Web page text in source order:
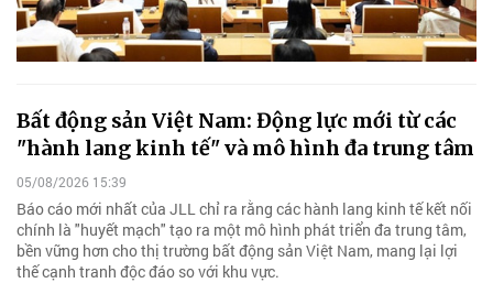
Bất động sản Việt Nam: Động lực mới từ các
"hành lang kinh tế" và mô hình đa trung tâm
05/08/2026 15:39
Báo cáo mới nhất của JLL chỉ ra rằng các hành lang kinh tế kết nối
chính là "huyết mạch" tạo ra một mô hình phát triển đa trung tâm,
bền vững hơn cho thị trường bất động sản Việt Nam, mang lại lợi
thế cạnh tranh độc đáo so với khu vực.